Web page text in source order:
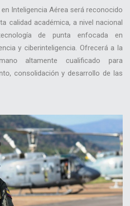
Inteligencia Aérea será reconocido
calidad académica, a nivel nacional
de punta enfocada en
y ciberinteligencia. Ofrecerá a la
altamente cualificado para
consolidación y desarrollo de las